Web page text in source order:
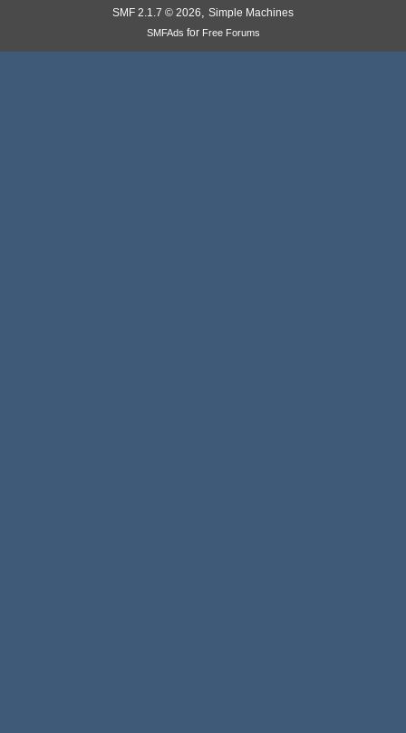
SMF 2.1.7 © 2026, Simple Machines
SMFAds for Free Forums